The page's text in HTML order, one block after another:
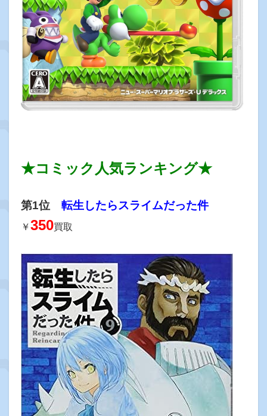
★コミック人気ランキング★
第1位 転生したらスライムだった件
￥350買取